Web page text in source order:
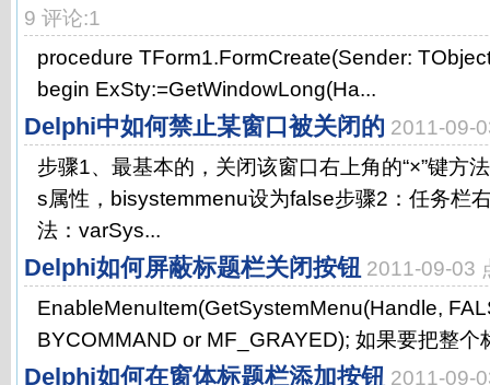
9 评论:1
procedure TForm1.FormCreate(Sender:
begin ExSty:=GetWindowLong(Ha...
Delphi中如何禁止某窗口被关闭的 2011-09-
步骤1、最基本的，关闭该窗口右上角的“×”键方
s属性，bisystemmenu设为false步骤2：任务栏
法：varSys...
Delphi如何屏蔽标题栏关闭按钮 2011-09-03
EnableMenuItem(GetSystemMenu(Handle,
BYCOMMAND or MF_GRAYED); 如果要把整个
Delphi如何在窗体标题栏添加按钮 2011-09-